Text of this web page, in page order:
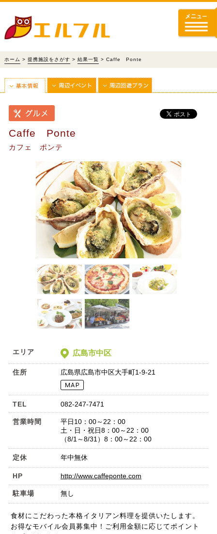
ホーム > 提携施設をさがす > 結果一覧 > Caffe Ponte
Caffe Ponte
カフェ ポンテ
エリア 広島市中区
住所 広島県広島市中区大手町1-9-21
TEL 082-247-7471
営業時間
平日10：00～22：00
土・日・祝日8：00～22：00
（8/1～8/31）8：00～22：00
定休 年中無休
HP http://www.caffeponte.com
駐車場 無し
食材にこだわった本格イタリアン料理を提供いたします。
お得なモバイル会員募集中！ご利用金額に応じてポイント